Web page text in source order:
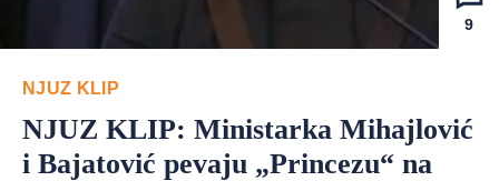
9
NJUZ KLIP
NJUZ KLIP: Ministarka Mihajlović
i Bajatović pevaju „Princezu“ na